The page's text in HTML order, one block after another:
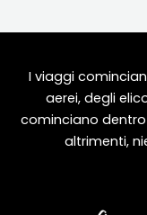
giorni
I viaggi
aerei, degli
cominciano dentro
altrimenti,